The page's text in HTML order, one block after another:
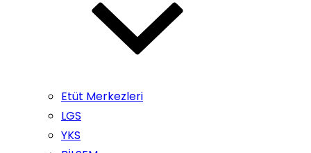
Etüt Merkezleri
LGS
YKS